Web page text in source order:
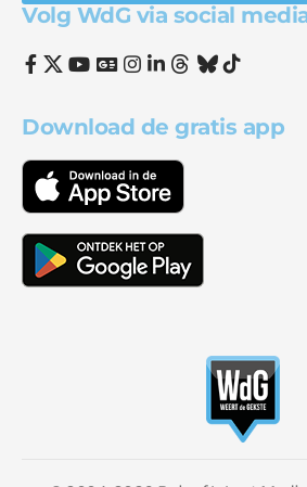
Volg WdG via social
Download de gratis app